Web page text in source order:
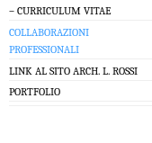
– CURRICULUM VITAE
COLLABORAZIONI
PROFESSIONALI
LINK AL SITO ARCH. L. ROSSI
PORTFOLIO